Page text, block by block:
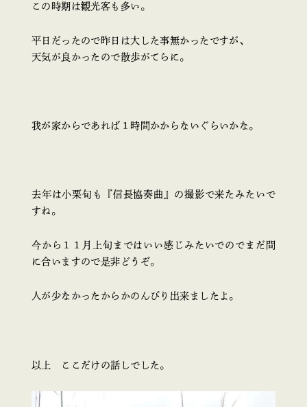
この時期は観光客も多い。
平日だったので昨日は大した事無かったですが、
天気が良かったので散歩がてらに。
我が家からであれば１時間かからないぐらいかな。
去年は小栗旬も『信長協奏曲』の撮影で来たみたいで
すね。
今から１１月上旬まではいい感じみたいでのでまだ間
に合いますので是非どうぞ。
人が少なかったからかのんびり出来ましたよ。
以上 ここだけの話しでした。